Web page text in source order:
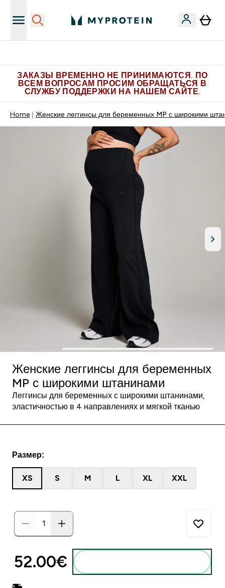
ЗАКАЗЫ ВРЕМЕННО НЕ ПРИНИМАЮТСЯ. ПО
ВСЕМ ВОПРОСАМ ПРОСИМ ОБРАЩАТЬСЯ В
СЛУЖБУ ПОДДЕРЖКИ НА НАШЕМ САЙТЕ.
Home Женские леггинсы для беременных MP с широкими
Женские леггинсы для беременных
MP с широкими штанинами
Леггинсы для беременных с широкими штанинами,
эластичностью в 4 направлениях и мягкой тканью
Размер:
XS S M L XL XXL
52.00€‎